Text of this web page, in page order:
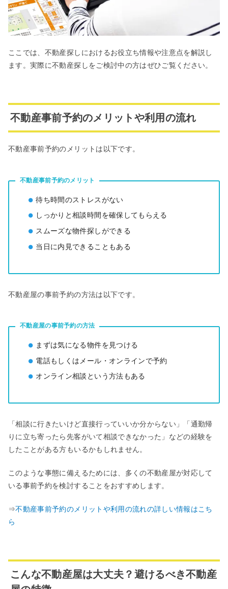
ここでは、不動産探しにおけるお役立ち情報や注意点を解説し
ます。実際に不動産探しをご検討中の方はぜひご覧ください。
不動産事前予約のメリットや利用の流れ
不動産事前予約のメリットは以下です。
不動産事前予約のメリット
待ち時間のストレスがない
しっかりと相談時間を確保してもらえる
スムーズな物件探しができる
当日に内見できることもある
不動産屋の事前予約の⽅法は以下です。
不動産屋の事前予約の⽅法
まずは気になる物件を見つける
電話もしくはメール・オンラインで予約
オンライン相談という方法もある
「相談に行きたいけど直接行っていいか分からない」「通勤帰
りに立ち寄ったら先客がいて相談できなかった」などの経験を
したことがある方もいるかもしれません。
このような事態に備えるためには、多くの不動産屋が対応して
いる事前予約を検討することをおすすめします。
⇒不動産事前予約のメリットや利用の流れの詳しい情報はこち
ら
こんな不動産屋は⼤丈夫？避けるべき不動産